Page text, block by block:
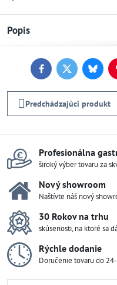
Popis
FacebookTwitter
Predchádzajúci produkt
Profesionálna
široký výber tovaru za
Nový showroom
Naštívte náš nový
30 Rokov na trhu
skúsenosti, na ktoré sa
Rýchle dodanie
Doručenie tovaru do